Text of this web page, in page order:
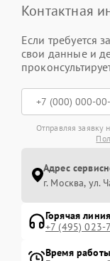
Контактная
Если требуется
свои данные и
Отправляя заявку
Адрес
г. Москва, ул.
Горячая линия
+7 (495) 023-
Время работы